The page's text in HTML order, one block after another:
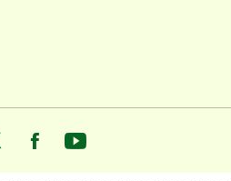
Twitter FacebookYoutube